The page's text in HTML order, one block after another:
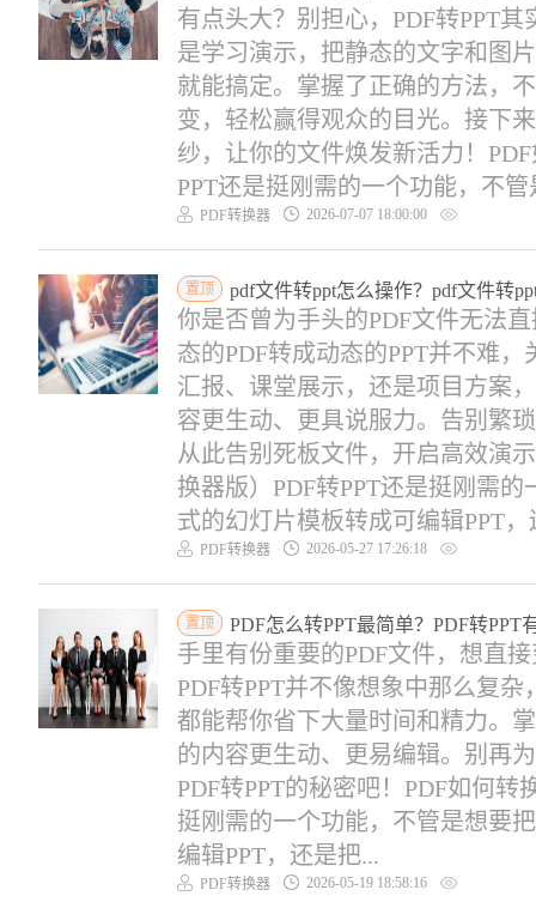
有点头大？别担心，PDF转PPT
是学习演示，把静态的文字和图
就能搞定。掌握了正确的方法，
变，轻松赢得观众的目光。接下
纱，让你的文件焕发新活力！
PPT还是挺刚需的一个功能，不
PDF转换器 2026-07-07 18:00:00
置顶 pdf文件转ppt怎么操作？pdf文件转
你是否曾为手头的PDF文件无法
态的PDF转成动态的PPT并不难
汇报、课堂展示，还是项目方案
容更生动、更具说服力。告别繁
从此告别死板文件，开启高效演
换器版）PDF转PPT还是挺刚需
式的幻灯片模板转成可编辑PPT，
PDF转换器 2026-05-27 17:26:18
置顶 PDF怎么转PPT最简单？PDF转PPT
手里有份重要的PDF文件，想直
PDF转PPT并不像想象中那么复
都能帮你省下大量时间和精力。
的内容更生动、更易编辑。别再
PDF转PPT的秘密吧！PDF如何转
挺刚需的一个功能，不管是想要
编辑PPT，还是把...
PDF转换器 2026-05-19 18:58:16